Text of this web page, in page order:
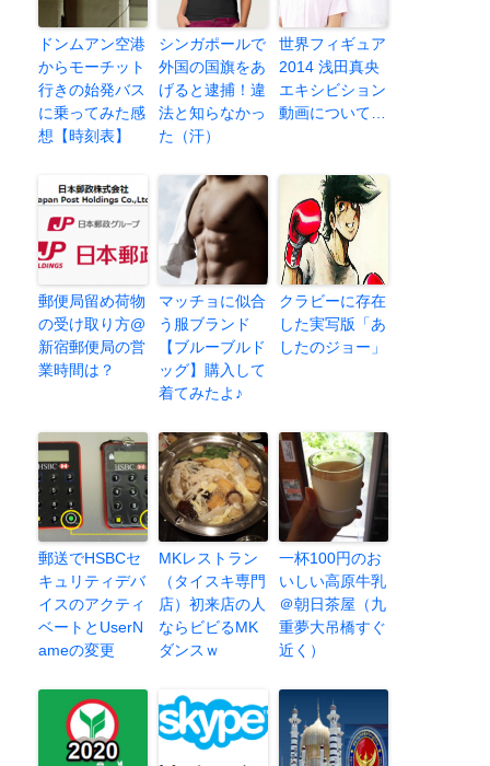
ドンムアン空港
からモーチット
行きの始発バス
に乗ってみた感
想【時刻表】
シンガポールで
外国の国旗をあ
げると逮捕！違
法と知らなかっ
た（汗）
世界フィギュア
2014 浅田真央
エキシビション
動画について…
郵便局留め荷物
の受け取り方@
新宿郵便局の営
業時間は？
マッチョに似合
う服ブランド
【ブルーブルド
ッグ】購入して
着てみたよ♪
クラビーに存在
した実写版「あ
したのジョー」
郵送でHSBCセ
キュリティデバ
イスのアクティ
ベートとUserN
ameの変更
MKレストラン
（タイスキ専門
店）初来店の人
ならビビるMK
ダンスｗ
一杯100円のお
いしい高原牛乳
＠朝日茶屋（九
重夢大吊橋すぐ
近く）